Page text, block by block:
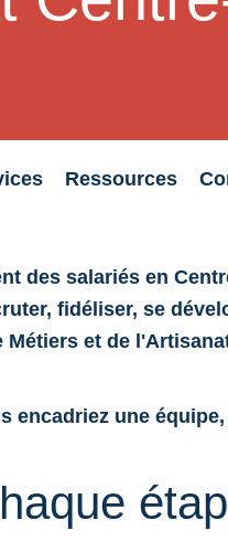
Ressources
des salariés en
fidéliser, se
et de
encadriez une